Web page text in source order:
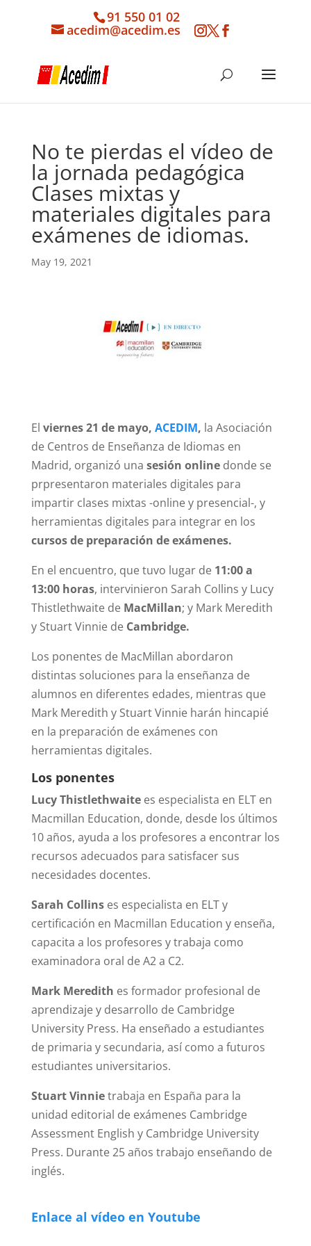
91 550 01 02
acedim@acedim.es
No te pierdas el vídeo de
la jornada pedagógica
Clases mixtas y
materiales digitales para
exámenes de idiomas.
May 19, 2021
El viernes 21 de mayo, ACEDIM, la Asociación
de Centros de Enseñanza de Idiomas en
Madrid, organizó una sesión online donde se
prpresentaron materiales digitales para
impartir clases mixtas -online y presencial-, y
herramientas digitales para integrar en los
cursos de preparación de exámenes.
En el encuentro, que tuvo lugar de 11:00 a
13:00 horas, intervinieron Sarah Collins y Lucy
Thistlethwaite de MacMillan; y Mark Meredith
y Stuart Vinnie deCambridge.
Los ponentes de MacMillan abordaron
distintas soluciones para la enseñanza de
alumnos en diferentes edades, mientras que
Mark Meredith y Stuart Vinnie harán hincapié
en la preparación de exámenes con
herramientas digitales.
Los ponentes
Lucy Thistlethwaitees especialista en ELT en
Macmillan Education, donde, desde los últimos
10 años, ayuda a los profesores a encontrar los
recursos adecuados para satisfacer sus
necesidades docentes.
Sarah Collinses especialista en ELT y
certificación en Macmillan Education y enseña,
capacita a los profesores y trabaja como
examinadora oral de A2 a C2.
Mark Meredith es formador profesional de
aprendizaje y desarrollo de Cambridge
University Press. Ha enseñado a estudiantes
de primaria y secundaria, así como a futuros
estudiantes universitarios.
Stuart Vinnietrabaja en España para la
unidad editorial de exámenes Cambridge
Assessment English y Cambridge University
Press. Durante 25 años trabajo enseñando de
inglés.
Enlace al vídeo en Youtube